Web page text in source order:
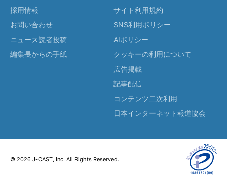
採用情報
お問い合わせ
ニュース読者投稿
編集長からの手紙
サイト利用規約
SNS利用ポリシー
AIポリシー
クッキーの利用について
広告掲載
記事配信
コンテンツ二次利用
日本インターネット報道協会
© 2026 J-CAST, Inc. All Rights Reserved.